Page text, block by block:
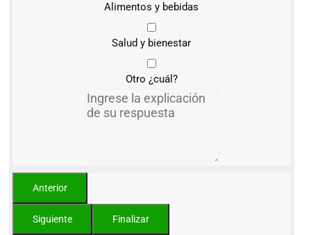
Alimentos y bebidas
Salud y bienestar
Otro ¿cuál?